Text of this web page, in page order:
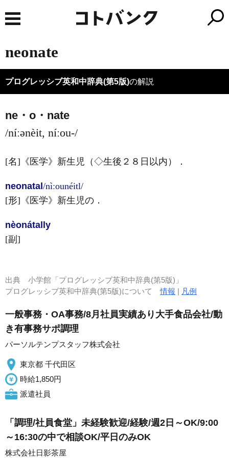
neonate
プログレッシブ英和中辞典(第5版)の解説
ne・o・nate
/níːənèit, níːou-/
[名] 《医学》 新生児（◇生後２８日以内） ．
neonatal /nìːounéitl/
[形] 《医学》 新生児の ．
nèonátally
[副]
出典 小学館「プログレッシブ英和中辞典(第5版)」
プログレッシブ英和中辞典(第5版)について情報 | 凡例
一般事務・OA事務/8月社員実績あり大手食品会社/動
き有事務サポ調理
パーソルテンプスタッフ株式会社
東京都 千代田区
時給1,850円
派遣社員
「調理/社員食堂」未経験歓迎/経験/週2日～OK/9:00
～16:30の中で相談OK/平日のみOK
株式会社日影茶屋